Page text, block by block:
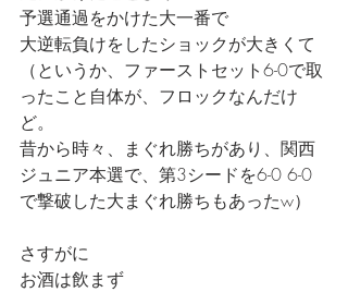
予選通過をかけた大一番で
大逆転負けをしたショックが大きくて
（というか、ファーストセット6-0で取
ったこと自体が、フロックなんだけ
ど。
昔から時々、まぐれ勝ちがあり、関西
ジュニア本選で、第3シードを6-0 6-0
で撃破した大まぐれ勝ちもあったw）
さすがに
お酒は飲まず